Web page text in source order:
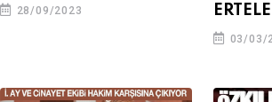
28/09/2023
03/03/